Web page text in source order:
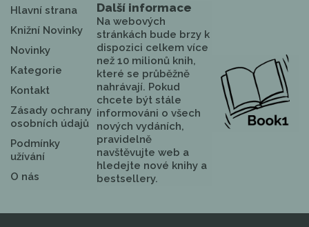
Hlavní strana
Knižní Novinky
Novinky
Kategorie
Kontakt
Zásady ochrany
osobních údajů
Podmínky
užívání
O nás
Další informace
Na webových
stránkách bude brzy k
dispozici celkem více
než 10 milionů knih,
které se průběžně
nahrávají. Pokud
chcete být stále
informováni o všech
nových vydáních,
pravidelně
navštěvujte web a
hledejte nové knihy a
bestsellery.